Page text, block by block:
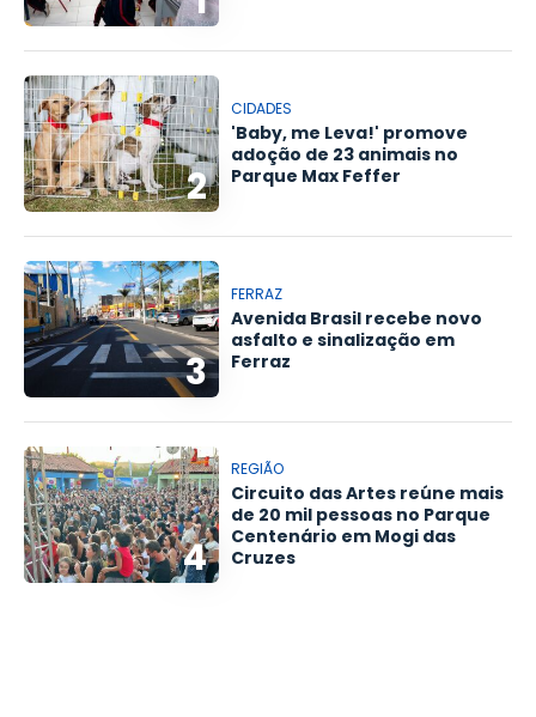
2
CIDADES
'Baby, me Leva!' promove
adoção de 23 animais no
Parque Max Feffer
3
FERRAZ
Avenida Brasil recebe novo
asfalto e sinalização em
Ferraz
4
REGIÃO
Circuito das Artes reúne mais
de 20 mil pessoas no Parque
Centenário em Mogi das
Cruzes